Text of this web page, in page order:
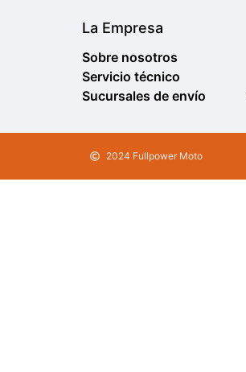
La Empresa
Sobre nosotros
Servicio técnico
Sucursales de envío
2024 Fullpower Moto